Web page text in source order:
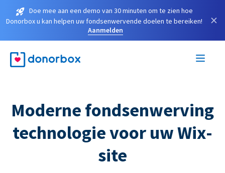
Doe mee aan een demo van 30 minuten om te zien hoe
Donorbox u kan helpen uw fondsenwervende doelen te bereiken!
Aanmelden
×
Moderne fondsenwerving
technologie voor uw Wix-
site